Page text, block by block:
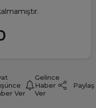
Ver
Gelince
Haber
Ver
Paylaş